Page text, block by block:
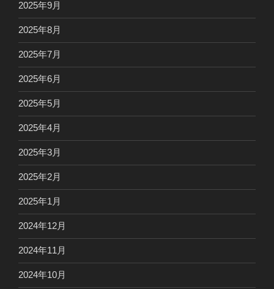
2025年9月
2025年8月
2025年7月
2025年6月
2025年5月
2025年4月
2025年3月
2025年2月
2025年1月
2024年12月
2024年11月
2024年10月